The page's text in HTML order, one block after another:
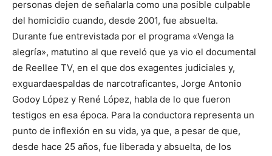
personas dejen de señalarla como una posible culpable
del homicidio cuando, desde 2001, fue absuelta.
Durante fue entrevistada por el programa «Venga la
alegría», matutino al que reveló que ya vio el documental
de Reellee TV, en el que dos exagentes judiciales y,
exguardaespaldas de narcotraficantes, Jorge Antonio
Godoy López y René López, habla de lo que fueron
testigos en esa época. Para la conductora representa un
punto de inflexión en su vida, ya que, a pesar de que,
desde hace 25 años, fue liberada y absuelta, de los